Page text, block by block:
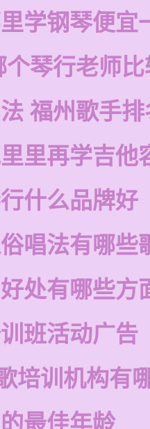
学钢琴便宜
个琴行老师
福州歌手排
里再学吉他
什么品牌好
唱法有哪些
处有哪些方
班活动广告
培训机构有
最佳年龄